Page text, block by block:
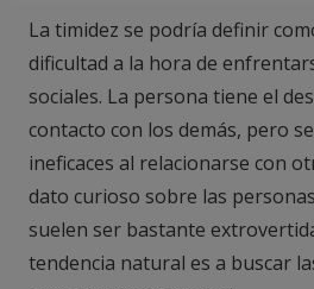
La timidez se podría definir
dificultad a la hora de
sociales. La persona tiene el
contacto con los demás, pero
ineficaces al relacionarse con
dato curioso sobre las
suelen ser bastante
tendencia natural es a buscar